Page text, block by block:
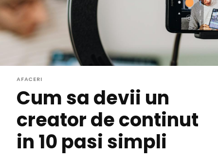
AFACERI
Cum sa devii un
creator de continut
in 10 pasi simpli